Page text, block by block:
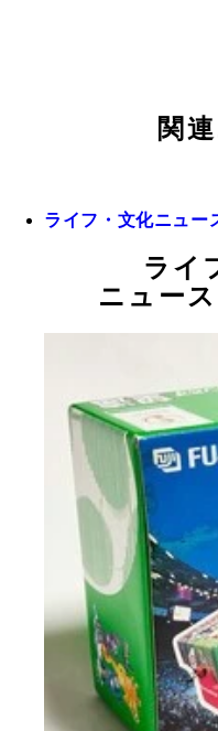
関
ライフ・文化ニュー
ライ
ニュー